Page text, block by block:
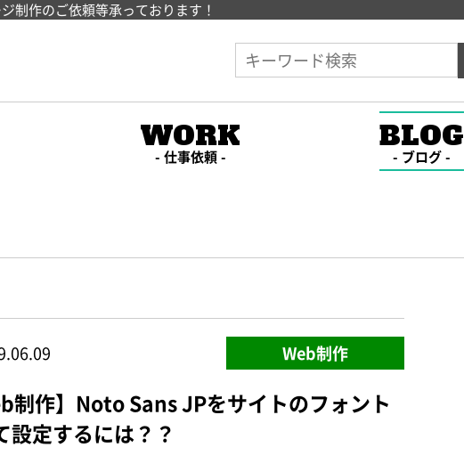
制作のご依頼等承っております！
WORK
仕事依頼
BLOG
ブログ
Web制作
制作】Noto Sans JPをサイトのフォント
設定するには？？